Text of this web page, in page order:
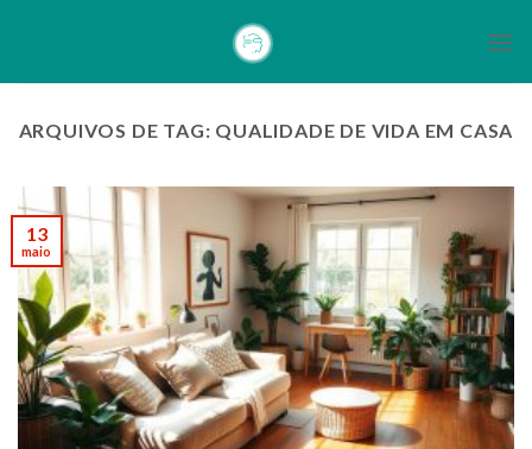
ARQUIVOS DE TAG: QUALIDADE DE VIDA EM CASA
13
maio